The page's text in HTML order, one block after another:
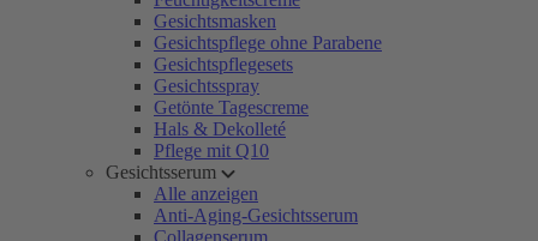
Gesichtsmasken
Gesichtspflege ohne Parabene
Gesichtspflegesets
Gesichtsspray
Getönte Tagescreme
Hals & Dekolleté
Pflege mit Q10
Gesichtsserum
Alle anzeigen
Anti-Aging-Gesichtsserum
Collagenserum